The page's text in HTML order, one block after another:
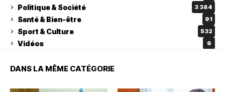
Politique & Société 3 384
Santé & Bien-être 91
Sport & Culture 532
Vidéos 6
DANS LA MÊME CATÉGORIE